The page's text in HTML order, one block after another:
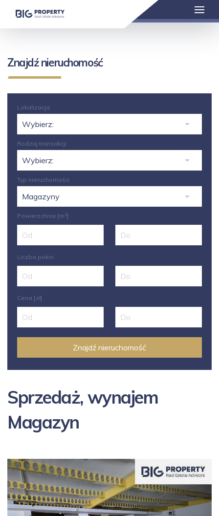
Znajdź nieruchomość
Lokalizacja
Rodzaj transakcji
Typ nieruchomości
Powierzchnia [m2]
Liczba pokoi
Cena [zł]
Sprzedaż, wynajem
Magazyn